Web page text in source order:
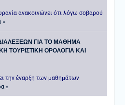
ανακοινώνει ότι λόγω σοβαρού
»
ΓΙΑ ΤΟ ΜΑΘΗΜΑ
ΤΟΥΡΙΣΤΙΚΗ ΟΡΟΛΟΓΙΑ ΚΑΙ
την έναρξη των μαθημάτων
»